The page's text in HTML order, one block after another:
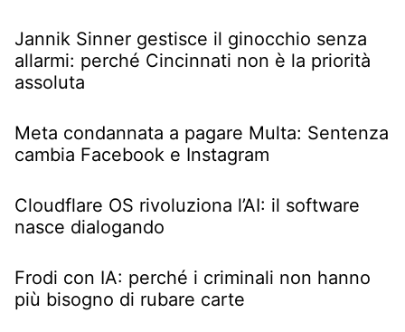
Jannik Sinner gestisce il ginocchio senza
allarmi: perché Cincinnati non è la priorità
assoluta
Meta condannata a pagare Multa: Sentenza
cambia Facebook e Instagram
Cloudflare OS rivoluziona l’AI: il software
nasce dialogando
Frodi con IA: perché i criminali non hanno
più bisogno di rubare carte